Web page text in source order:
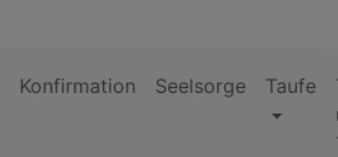
Konfirmation Seelsorge Taufe